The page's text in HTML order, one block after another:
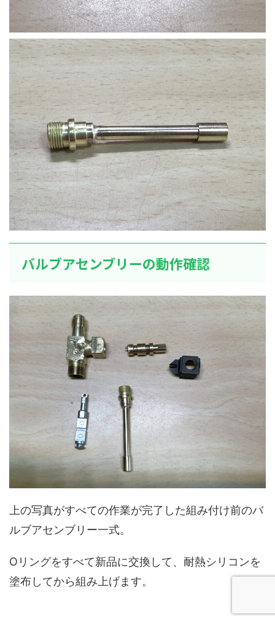
バルブアセンブリーの動作確認
上の写真がすべての作業が完了した組み付け前のバ
ルブアセンブリー一式。
Oリングをすべて新品に交換して、耐熱シリコンを
塗布してから組み上げます。